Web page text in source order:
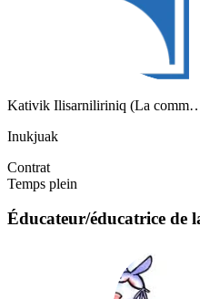
Kativik Ilisarniliriniq (La
Inukjuak
Contrat
Temps plein
Éducateur/éducatrice de